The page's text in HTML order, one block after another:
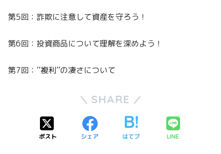
第5回：詐欺に注意して資産を守ろう！
第6回：投資商品について理解を深めよう！
第7回：’’複利’’の凄さについて
SHARE
ポスト シェア はてブ LINE